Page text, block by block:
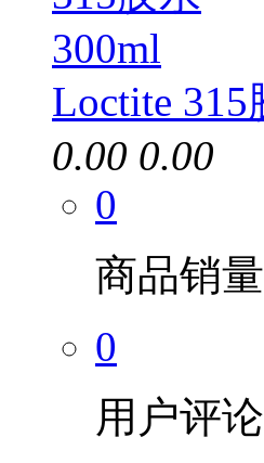
Loctite 315
0.00 0.00
0
商品销量
0
用户评论